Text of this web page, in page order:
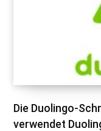
Die Duolingo-
verwendet